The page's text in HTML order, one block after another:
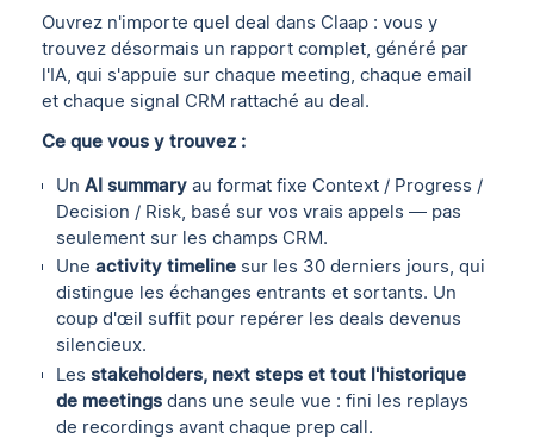
Ouvrez n'importe quel deal dans Claap : vous y
trouvez désormais un rapport complet, généré par
l'IA, qui s'appuie sur chaque meeting, chaque email
et chaque signal CRM rattaché au deal.
Ce que vous y trouvez :
UnAI summary au format fixe Context / Progress /
Decision / Risk, basé sur vos vrais appels — pas
seulement sur les champs CRM.
Uneactivity timeline sur les 30 derniers jours, qui
distingue les échanges entrants et sortants. Un
coup d'œil suffit pour repérer les deals devenus
silencieux.
Lesstakeholders, next steps et tout l'historique
de meetings dans une seule vue : fini les replays
de recordings avant chaque prep call.